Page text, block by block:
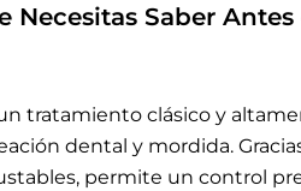
Necesitas Saber
tratamiento clásico y
dental y mordida.
permite un control